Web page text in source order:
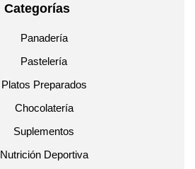
Categorías
Panadería
Pastelería
Platos Preparados
Chocolatería
Suplementos
Nutrición Deportiva